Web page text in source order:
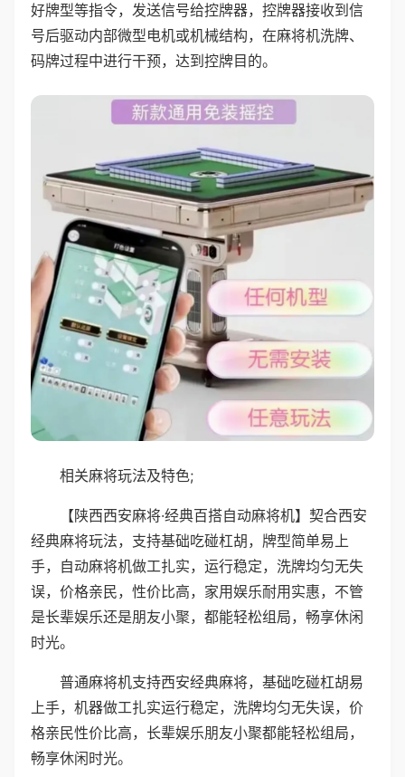
好牌型等指令，发送信号给控牌器，控牌器接收到信
号后驱动内部微型电机或机械结构，在麻将机洗牌、
码牌过程中进行干预，达到控牌目的。
相关麻将玩法及特色;
【陕西西安麻将·经典百搭自动麻将机】契合西安
经典麻将玩法，支持基础吃碰杠胡，牌型简单易上
手，自动麻将机做工扎实，运行稳定，洗牌均匀无失
误，价格亲民，性价比高，家用娱乐耐用实惠，不管
是长辈娱乐还是朋友小聚，都能轻松组局，畅享休闲
时光。
普通麻将机支持西安经典麻将，基础吃碰杠胡易
上手，机器做工扎实运行稳定，洗牌均匀无失误，价
格亲民性价比高，长辈娱乐朋友小聚都能轻松组局，
畅享休闲时光。